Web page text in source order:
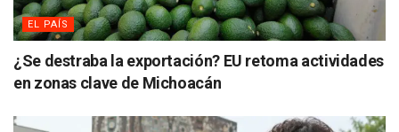
EL PAÍS
¿Se destraba la exportación? EU retoma actividades
en zonas clave de Michoacán